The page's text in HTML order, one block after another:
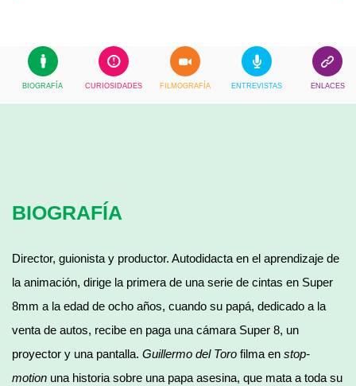
BIOGRAFÍA CURIOSIDADES FILMOGRAFÍA ENTREVISTAS ENLACES
BIOGRAFÍA
Director, guionista y productor. Autodidacta en el aprendizaje de
la animación, dirige la primera de una serie de cintas en Super
8mm a la edad de ocho años, cuando su papá, dedicado a la
venta de autos, recibe en paga una cámara Super 8, un
proyector y una pantalla. Guillermo del Toro filma en stop-
motion una historia sobre una papa asesina, que mata a toda su